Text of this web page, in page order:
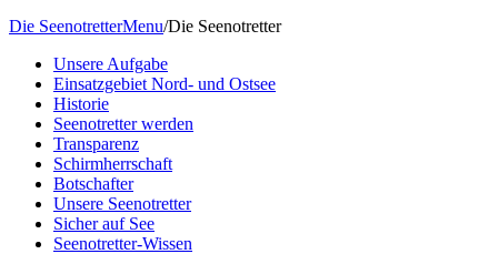
Die SeenotretterMenu/Die Seenotretter
Unsere Aufgabe
Einsatzgebiet Nord- und Ostsee
Historie
Seenotretter werden
Transparenz
Schirmherrschaft
Botschafter
Unsere Seenotretter
Sicher auf See
Seenotretter-Wissen